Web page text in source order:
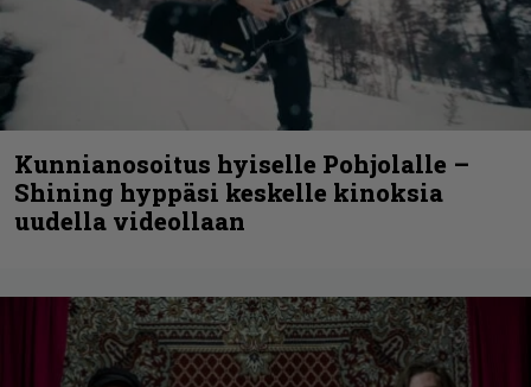
Kunnianosoitus hyiselle Pohjolalle –
Shining hyppäsi keskelle kinoksia
uudella videollaan